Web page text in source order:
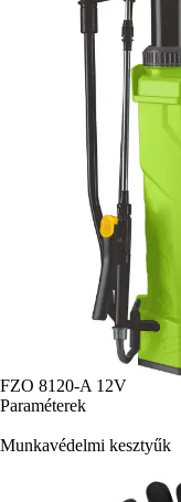
FZO 8120-A 12V
Paraméterek
Munkavédelmi kesztyűk